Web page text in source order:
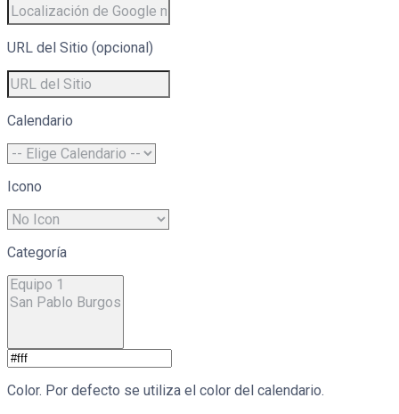
URL del Sitio (opcional)
Calendario
Icono
Categoría
Color. Por defecto se utiliza el color del calendario.